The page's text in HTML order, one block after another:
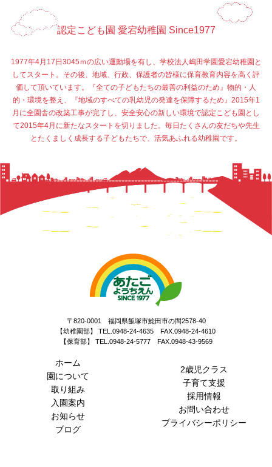
認定こども園 愛宕幼稚園 Since1977
1977年4月17日3045ｍの広い運動場を有し、学校法人嶋田学園愛宕幼稚園と
してスタート。その後、地域、行政、保護者の皆様に保育教育内容を高く評
価して頂いています。『全ての子どもたちの最善の利益のため』物的・人
的・環境を整え、『地域のすべての乳幼児の発達を保障するため』2015年1
月に全園舎の改築工事が完了し、安全安心の新しい環境で認定こども園とし
て2015年4月に新たなスタートを切りました。毎日たくさんの友だちや先生
とたくましく成長する子どもたちで、活気あふれる幼稚園です。
〒820-0001 福岡県飯塚市鯰田市の間2578-40
【幼稚園部】 TEL.0948-24-4635 FAX.0948-24-4610
【保育部】 TEL.0948-24-5777 FAX.0948-43-9569
ホーム
園について
取り組み
入園案内
お知らせ
ブログ
2歳児クラス
子育て支援
採用情報
お問い合わせ
プライバシーポリシー